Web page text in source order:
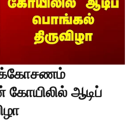
கோயிலில் ஆடிப்